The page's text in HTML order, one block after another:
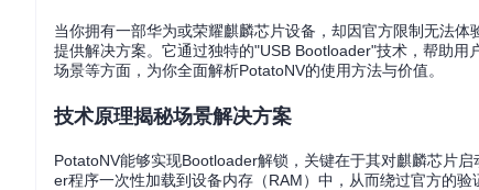
当你拥有一部华为或荣耀麒麟芯片设备，却因官方限制无法
提供解决方案。它通过独特的"USB Bootloader"技术，帮助
场景等方面，为你全面解析PotatoNV的使用方法与价值。
技术原理揭秘场景解决方案
PotatoNV能够实现Bootloader解锁，关键在于其对麒麟芯片
er程序一次性加载到设备内存（RAM）中，从而绕过官方的